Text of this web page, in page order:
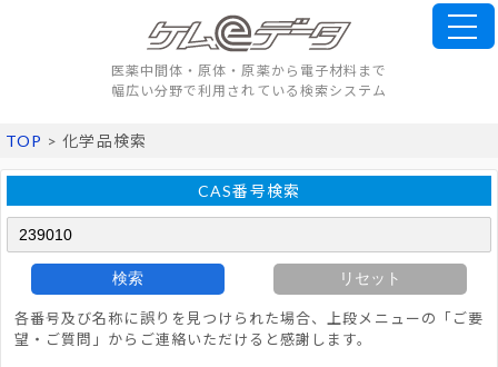
医薬中間体・原体・原薬から電子材料まで
幅広い分野で利用されている検索システム
TOP > 化学品検索
CAS番号検索
検索 リセット
各番号及び名称に誤りを見つけられた場合、上段メニューの「ご要
望・ご質問」からご連絡いただけると感謝します。